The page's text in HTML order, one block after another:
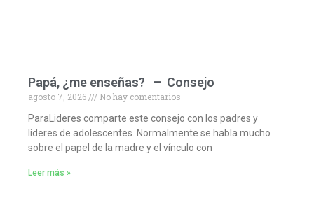
Papá, ¿me enseñas? – Consejo
agosto 7, 2026
No hay comentarios
ParaLideres comparte este consejo con los padres y
líderes de adolescentes. Normalmente se habla mucho
sobre el papel de la madre y el vínculo con
Leer más »